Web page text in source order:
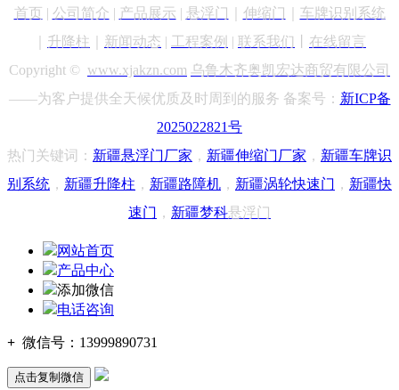
首页 | 公司简介 | 产品展示 | 悬浮门 伸缩门 车牌识别 系统
升降柱 新闻动态 | 工程案例 | 联系我们
在线留言
Copyright © www.xjakzn.com 乌鲁木齐奥凯宏达商贸有限公司
——为客户提供全天候优质及时周到的服务 备案号： 新ICP备
2025022821号
热门关键词： 新疆悬浮门厂家 ， 新疆伸缩门厂家 ， 新疆车牌识
别 系统 ， 新疆升降柱 ， 新疆路障机 ， 新疆涡轮快速门 ， 新疆快
速门 ， 新疆梦科悬浮门
网站首页
产品中心
添加微信
电话咨询
+ 微信号： 13999890731
点击复制微信